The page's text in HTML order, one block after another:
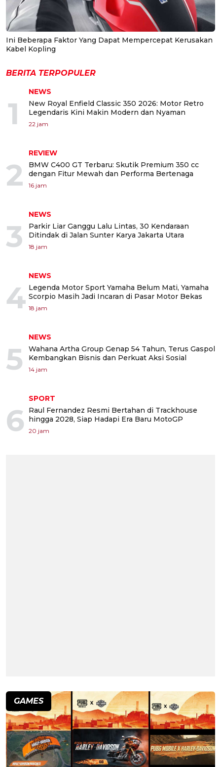
Ini Beberapa Faktor Yang Dapat Mempercepat Kerusakan
Kabel Kopling
BERITA TERPOPULER
1
NEWS
New Royal Enfield Classic 350 2026: Motor Retro
Legendaris Kini Makin Modern dan Nyaman
22 jam
2
REVIEW
BMW C400 GT Terbaru: Skutik Premium 350 cc
dengan Fitur Mewah dan Performa Bertenaga
16 jam
3
NEWS
Parkir Liar Ganggu Lalu Lintas, 30 Kendaraan
Ditindak di Jalan Sunter Karya Jakarta Utara
18 jam
4
NEWS
Legenda Motor Sport Yamaha Belum Mati, Yamaha
Scorpio Masih Jadi Incaran di Pasar Motor Bekas
18 jam
5
NEWS
Wahana Artha Group Genap 54 Tahun, Terus Gaspol
Kembangkan Bisnis dan Perkuat Aksi Sosial
14 jam
6
SPORT
Raul Fernandez Resmi Bertahan di Trackhouse
hingga 2028, Siap Hadapi Era Baru MotoGP
20 jam
GAMES